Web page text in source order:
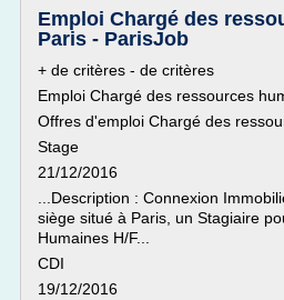
Emploi Chargé des
Paris - ParisJob
+ de critères - de critères
Emploi Chargé des ressources
Offres d'emploi Chargé des
Stage
21/12/2016
...Description : Connexion
siège situé à Paris, un Stagiaire
Humaines H/F...
CDI
19/12/2016